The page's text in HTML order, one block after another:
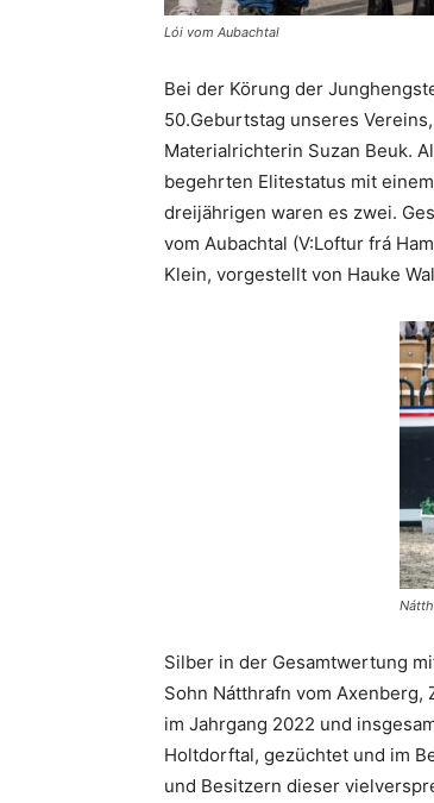
Lói vom Aubachtal
Bei der Körung der
50.Geburtstag unseres
Materialrichterin Suzan Beuk.
begehrten Elitestatus mit
dreijährigen waren es zwei.
vom Aubachtal (V:Loftur frá
Klein, vorgestellt von Hauke
Silber in der Gesamtwertung
Sohn Nátthrafn vom
im Jahrgang 2022 und
Holtdorftal, gezüchtet und im
und Besitzern dieser